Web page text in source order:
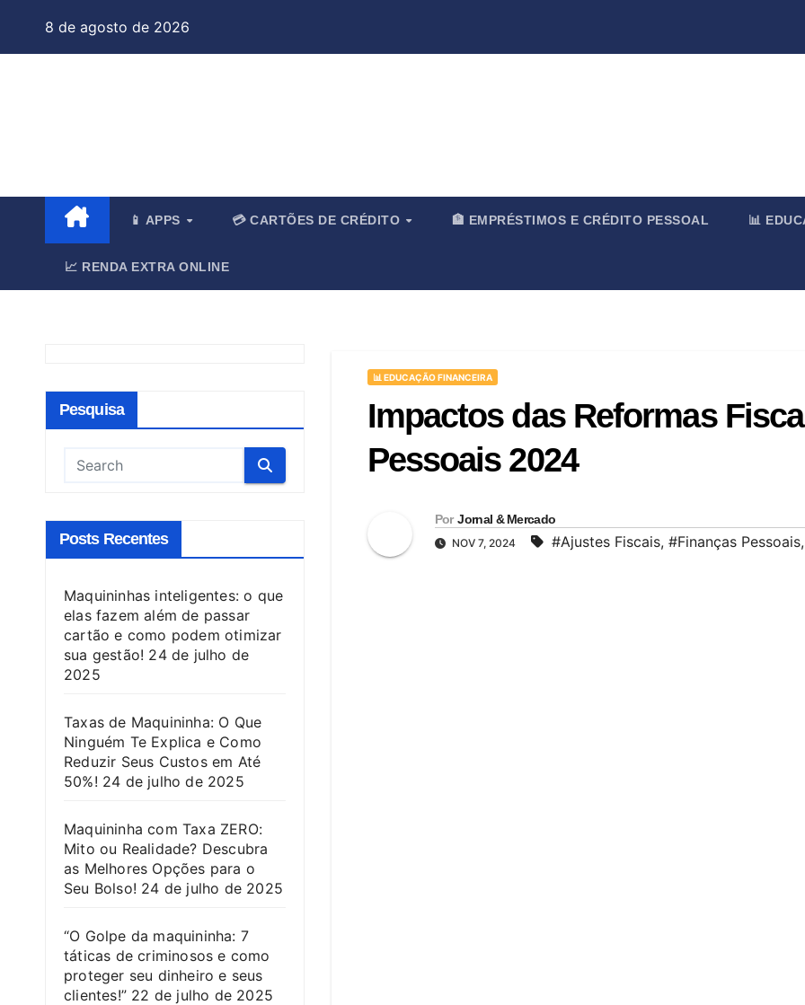
8 de agosto de 2026
📱 APPS 💳 CARTÕES DE CRÉDITO 🏦 EMPRÉSTIMOS E CRÉDITO PESSOAL 📊
📈 RENDA EXTRA ONLINE
Pesquisa
Posts Recentes
Maquininhas inteligentes: o que
elas fazem além de passar
cartão e como podem otimizar
sua gestão! 24 de julho de
2025
Taxas de Maquininha: O Que
Ninguém Te Explica e Como
Reduzir Seus Custos em Até
50%! 24 de julho de 2025
Maquininha com Taxa ZERO:
Mito ou Realidade? Descubra
as Melhores Opções para o
Seu Bolso! 24 de julho de 2025
“O Golpe da maquininha: 7
táticas de criminosos e como
proteger seu dinheiro e seus
clientes!” 22 de julho de 2025
📊 EDUCAÇÃO FINANCEIRA
Impactos das Reformas
Pessoais 2024
Por Jornal & Mercado
NOV 7, 2024 #Ajustes Fiscais, #Finanças Pessoais